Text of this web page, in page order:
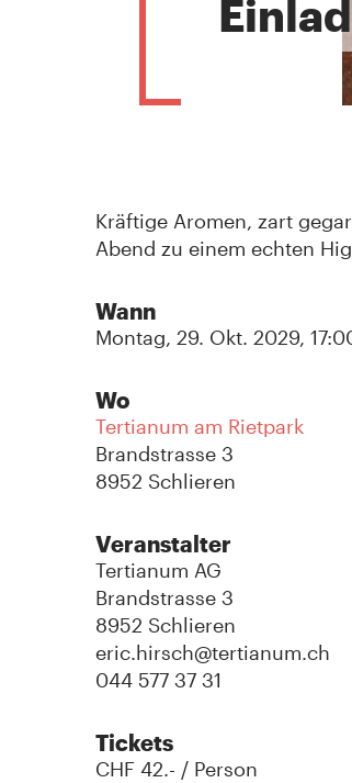
Kräftige Aromen, zart
Abend zu einem echten
Wann
Montag, 29. Okt. 2029,
Wo
Tertianum am Rietpark
Brandstrasse 3
8952 Schlieren
Veranstalter
Tertianum AG
Brandstrasse 3
8952 Schlieren
eric.hirsch@tertianum.ch
044 577 37 31
Tickets
CHF 42.- / Person